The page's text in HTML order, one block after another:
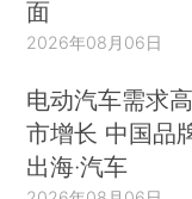
面
2026年08月06日
电动汽车需求
市增长 中国品
出海·汽车